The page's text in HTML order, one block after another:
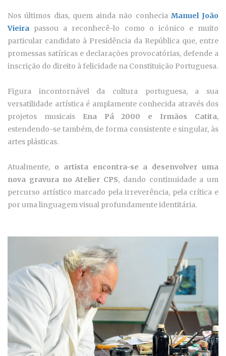
Nos últimos dias, quem ainda não conhecia Manuel João
Vieira passou a reconhecê-lo como o icónico e muito
particular candidato à Presidência da República que, entre
promessas satíricas e declarações provocatórias, defende a
inscrição do direito à felicidade na Constituição Portuguesa.
Figura incontornável da cultura portuguesa, a sua
versatilidade artística é amplamente conhecida através dos
projetos musicais Ena Pá 2000 e Irmãos Catita,
estendendo-se também, de forma consistente e singular, às
artes plásticas.
Atualmente, o artista encontra-se a desenvolver uma
nova gravura no Atelier CPS, dando continuidade a um
percurso artístico marcado pela irreverência, pela crítica e
por uma linguagem visual profundamente identitária.